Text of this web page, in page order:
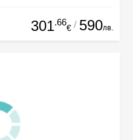
301.66
€ / 590лв.